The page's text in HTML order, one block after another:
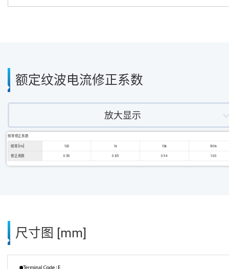
额定纹波电流修正系数
放大显示
频率修正系数
频率 [Hz] 120 1k 10k 100k
修正系数 0.50 0.85 0.94 1.00
尺寸图 [mm]